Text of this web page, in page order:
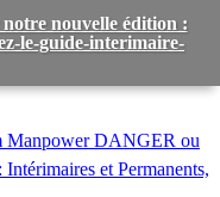
Manpower DANGER ou
Intérimaires et Permanents,
nouvelle édition :
le-guide-interimaire-